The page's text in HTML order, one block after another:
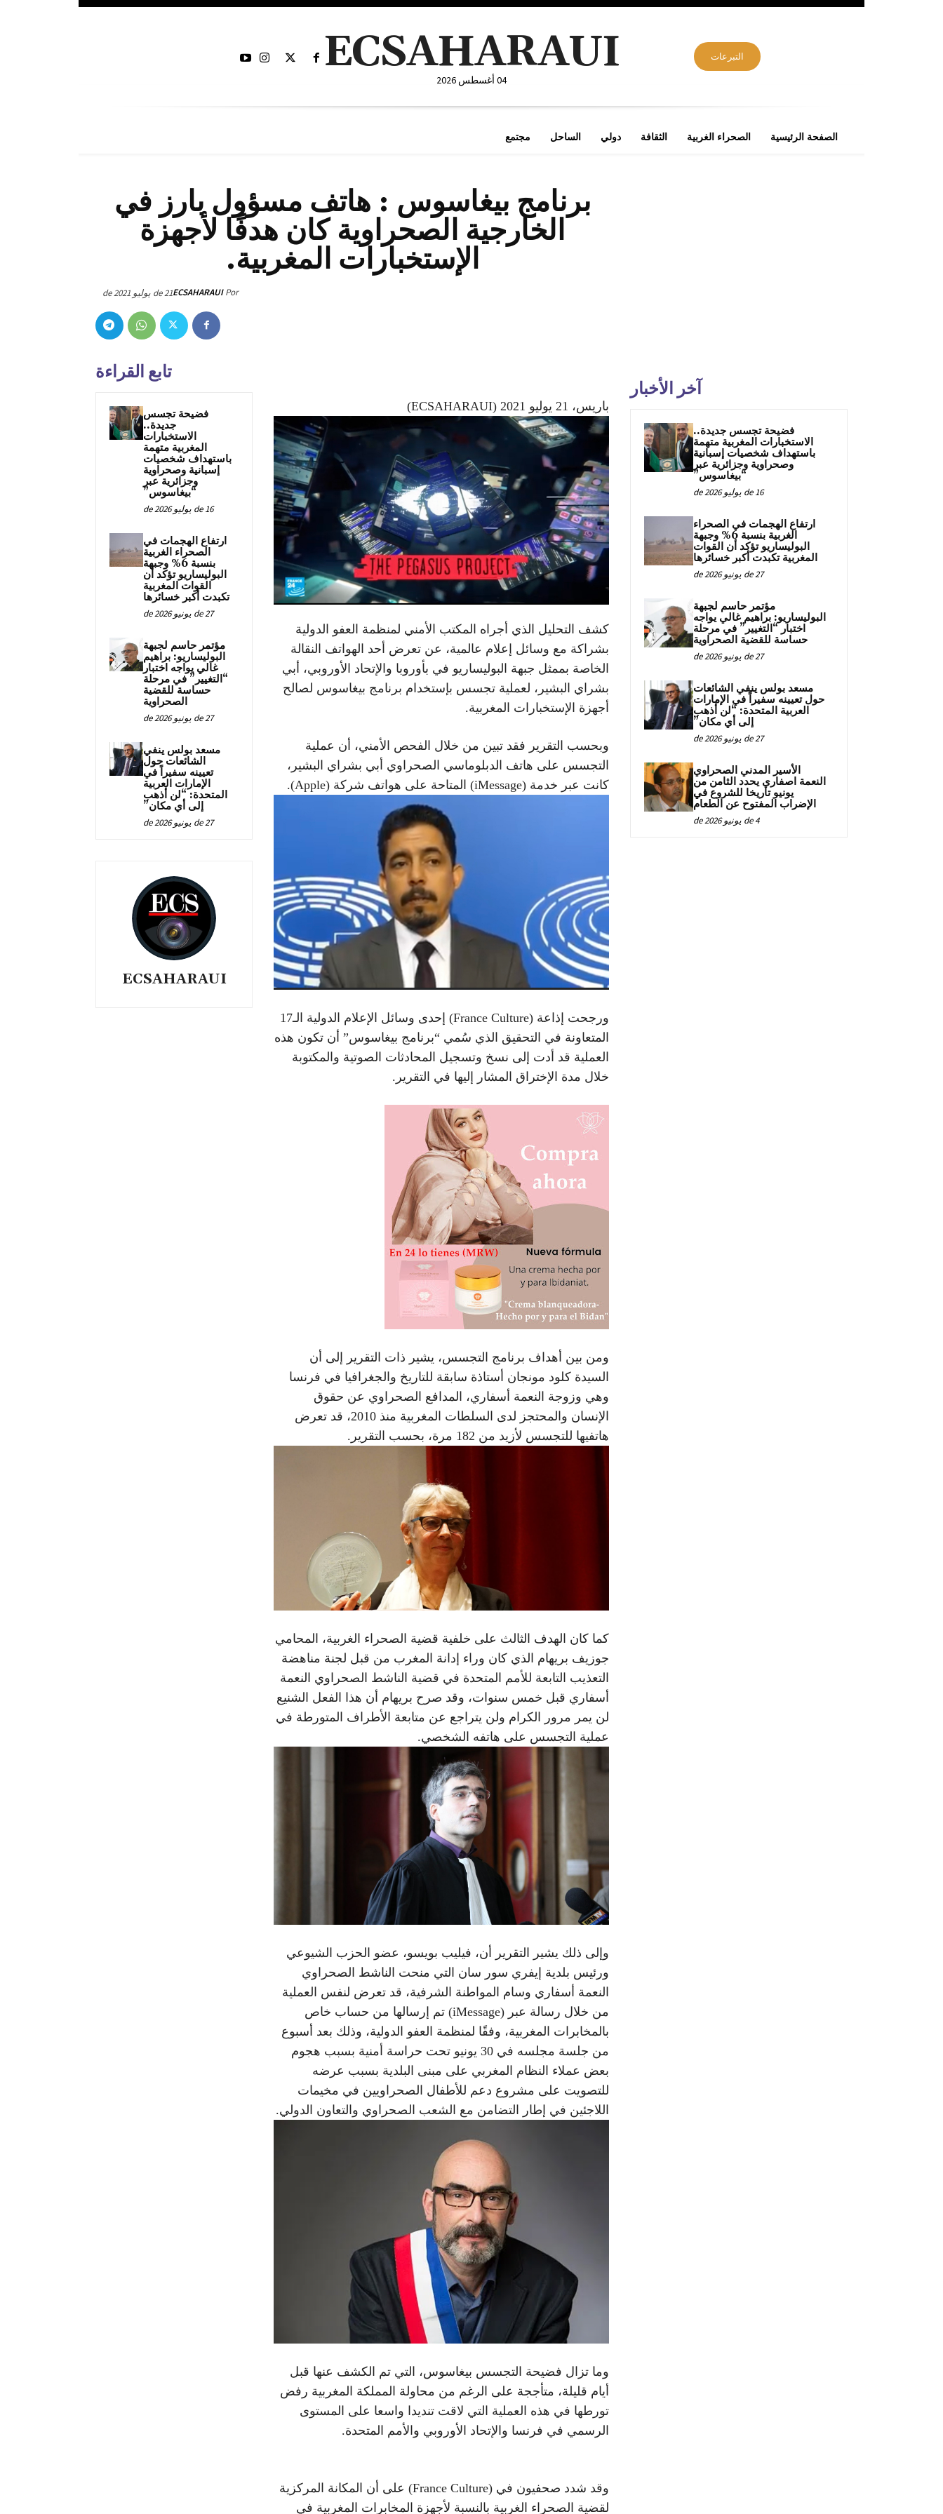
التبرعات ECSAHARAUI
04 أغسطس 2026
الصفحة الرئيسية الصحراء الغربية الثقافة دولي الساحل مجتمع
برنامج بيغاسوس : هاتف مسؤول بارز في
الخارجية الصحراوية كان هدفًا لأجهزة
الإستخبارات المغربية.
Por
ECSAHARAUI21 de يوليو de 2021
تابع القراءة
فضيحة تجسس
جديدة..
الاستخبارات
المغربية متهمة
باستهداف شخصيات
إسبانية وصحراوية
وجزائرية عبر
“بيغاسوس”
16 de يوليو de 2026
ارتفاع الهجمات في
الصحراء الغربية
بنسبة 6% وجبهة
البوليساريو تؤكد أن
القوات المغربية
تكبدت أكبر خسائرها
27 de يونيو de 2026
مؤتمر حاسم لجبهة
البوليساريو: براهيم
غالي يواجه اختبار
“التغيير” في مرحلة
حساسة للقضية
الصحراوية
27 de يونيو de 2026
مسعد بولس ينفي
الشائعات حول
تعيينه سفيراً في
الإمارات العربية
المتحدة: “لن أذهب
إلى أي مكان”
27 de يونيو de 2026
ECSAHARAUI
باريس، 21 يوليو 2021 (ECSAHARAUI)
كشف التحليل الذي أجراه المكتب الأمني لمنظمة العفو الدولية
بشراكة مع وسائل إعلام عالمية، عن تعرض أحد الهواتف النقالة
الخاصة بممثل جبهة البوليساريو في بأوروبا والإتحاد الأوروبي، أبي
بشراي البشير، لعملية تجسس بإستخدام برنامج بيغاسوس لصالح
أجهزة الإستخبارات المغربية.
وبحسب التقرير فقد تبين من خلال الفحص الأمني، أن عملية
التجسس على هاتف الدبلوماسي الصحراوي أبي بشراي البشير،
كانت عبر خدمة (iMessage) المتاحة على هواتف شركة (Apple).
ورجحت إذاعة (France Culture) إحدى وسائل الإعلام الدولية الـ17
المتعاونة في التحقيق الذي سُمي “برنامج بيغاسوس” أن تكون هذه
العملية قد أدت إلى نسخ وتسجيل المحادثات الصوتية والمكتوبة
خلال مدة الإختراق المشار إليها في التقرير.
ومن بين أهداف برنامج التجسس، يشير ذات التقرير إلى أن
السيدة كلود مونجان أستاذة سابقة للتاريخ والجغرافيا في فرنسا
وهي وزوجة النعمة أسفاري، المدافع الصحراوي عن حقوق
الإنسان والمحتجز لدى السلطات المغربية منذ 2010، قد تعرض
هاتفيها للتجسس لأزيد من 182 مرة، بحسب التقرير.
كما كان الهدف الثالث على خلفية قضية الصحراء الغربية، المحامي
جوزيف بريهام الذي كان وراء إدانة المغرب من قبل لجنة مناهضة
التعذيب التابعة للأمم المتحدة في قضية الناشط الصحراوي النعمة
أسفاري قبل خمس سنوات، وقد صرح بريهام أن هذا الفعل الشنيع
لن يمر مرور الكرام ولن يتراجع عن متابعة الأطراف المتورطة في
عملية التجسس على هاتفه الشخصي.
وإلى ذلك يشير التقرير أن، فيليب بويسو، عضو الحزب الشيوعي
ورئيس بلدية إيفري سور سان التي منحت الناشط الصحراوي
النعمة أسفاري وسام المواطنة الشرفية، قد تعرض لنفس العملية
من خلال رسالة عبر (iMessage) تم إرسالها من حساب خاص
بالمخابرات المغربية، وفقًا لمنظمة العفو الدولية، وذلك بعد أسبوع
من جلسة مجلسه في 30 يونيو تحت حراسة أمنية بسبب هجوم
بعض عملاء النظام المغربي على مبنى البلدية بسبب عرضه
للتصويت على مشروع دعم للأطفال الصحراويين في مخيمات
اللاجئين في إطار التضامن مع الشعب الصحراوي والتعاون الدولي.
وما تزال فضيحة التجسس بيغاسوس، التي تم الكشف عنها قبل
أيام قليلة، متأججة على الرغم من محاولة المملكة المغربية رفض
تورطها في هذه العملية التي لاقت تنديدا واسعا على المستوى
الرسمي في فرنسا والإتحاد الأوروبي والأمم المتحدة.
وقد شدد صحفيون في (France Culture) على أن المكانة المركزية
لقضية الصحراء الغربية بالنسبة لأجهزة المخابرات المغربية في
آخر الأخبار
فضيحة تجسس جديدة..
الاستخبارات المغربية متهمة
باستهداف شخصيات إسبانية
وصحراوية وجزائرية عبر
“بيغاسوس”
16 de يوليو de 2026
ارتفاع الهجمات في الصحراء
الغربية بنسبة 6% وجبهة
البوليساريو تؤكد أن القوات
المغربية تكبدت أكبر خسائرها
27 de يونيو de 2026
مؤتمر حاسم لجبهة
البوليساريو: براهيم غالي يواجه
اختبار “التغيير” في مرحلة
حساسة للقضية الصحراوية
27 de يونيو de 2026
مسعد بولس ينفي الشائعات
حول تعيينه سفيراً في الإمارات
العربية المتحدة: “لن أذهب
إلى أي مكان”
27 de يونيو de 2026
الأسير المدني الصحراوي
النعمة اصفاري يحدد الثامن من
يونيو تاريخا للشروع في
الإضراب المفتوح عن الطعام
4 de يونيو de 2026